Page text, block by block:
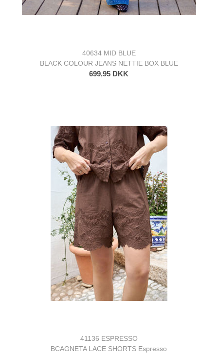
40634 MID BLUE
BLACK COLOUR JEANS NETTIE BOX BLUE
699,95 DKK
41136 ESPRESSO
BCAGNETA LACE SHORTS Espresso